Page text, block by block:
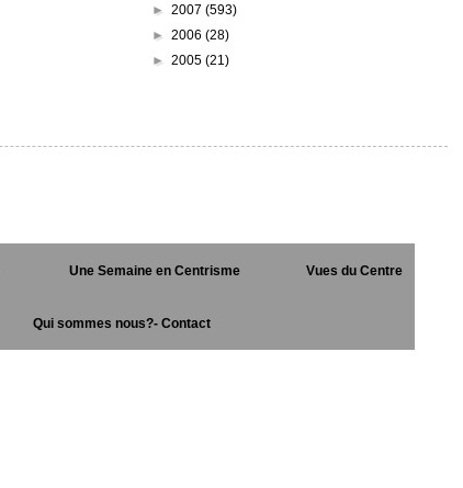
► 2007 (593)
► 2006 (28)
► 2005 (21)
Une Semaine en Centrisme Vues du Centre
Qui sommes nous?- Contact